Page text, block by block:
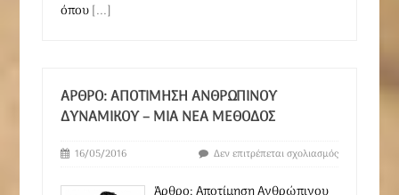
όπου[...]
ΆΡΘΡΟ: ΑΠΟΤΊΜΗΣΗ ΑΝΘΡΏΠΙΝΟΥ
ΔΥΝΑΜΙΚΟΎ – ΜΙΑ ΝΈΑ ΜΈΘΟΔΟΣ
16/05/2016 Δεν επιτρέπεται σχολιασμός